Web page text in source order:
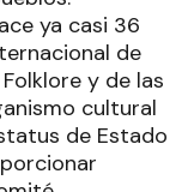
ya casi 36
de
y de las
cultural
de Estado